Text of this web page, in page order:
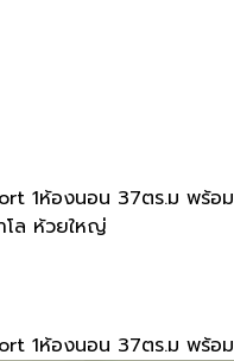
1ห้องนอน 37ตร.ม พร้อม
โล ห้วยใหญ่
1ห้องนอน 37ตร.ม พร้อม